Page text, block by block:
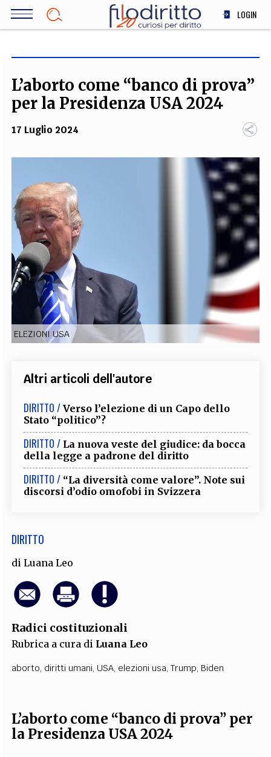
Salta
LOGIN
SOCIETÀ
MEDICINA
FILODIRITTO REDAZIONE
CURATORI
FOTOGRAFI
EXTRA
CODICI RUBRICHE LIBRI PROCEEDINGS PUBBLICITÀ CONTATTI
SOCIAL MEDIA
L’aborto come “banco di prova”
per la Presidenza USA 2024
17 Luglio 2024
ELEZIONI USA
Altri articoli dell'autore
DIRITTO / Verso l’elezione di un Capo dello
Stato “politico”?
DIRITTO / La nuova veste del giudice: da bocca
della legge a padrone del diritto
DIRITTO / “La diversità come valore”. Note sui
discorsi d’odio omofobi in Svizzera
DIRITTO
diLuana Leo
Radici costituzionali
Rubrica a cura di Luana Leo
aborto, diritti umani, USA, elezioni usa,Trump, Biden
L’aborto come “banco di prova” per
la Presidenza USA 2024